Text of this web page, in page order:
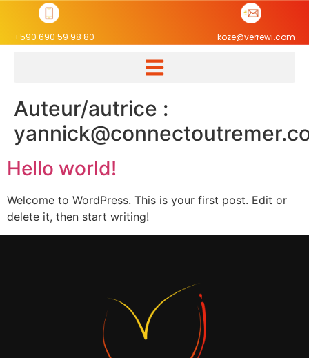
+590 690 59 98 80 koze@verrewi.com
Auteur/autrice :
Hello world!
Welcome to WordPress. This is your first post. Edit or
delete it, then start writing!